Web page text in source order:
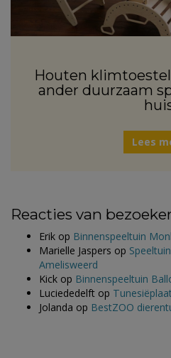
Houten
ander duurzaam
Lees
Reacties van
Erik op Binnenspeeltuin
Marielle Jaspers op
Amelisweerd
Kick op Binnenspeeltuin
Luciededelft op
Jolanda op BestZOO